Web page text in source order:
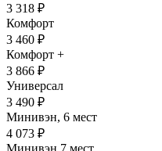
3 318 ₽
Комфорт
3 460 ₽
Комфорт +
3 866 ₽
Универсал
3 490 ₽
Минивэн, 6 мест
4 073 ₽
Минивэн 7 мест